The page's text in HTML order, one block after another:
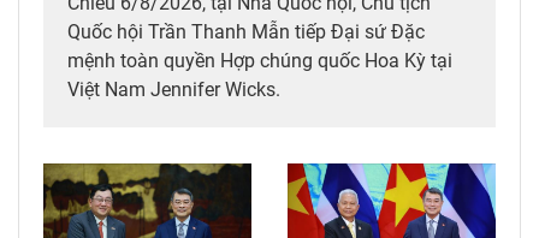
Quốc hội Trần Thanh Mẫn tiếp Đại sứ Đặc
mệnh toàn quyền Hợp chúng quốc Hoa Kỳ tại
Việt Nam Jennifer Wicks.